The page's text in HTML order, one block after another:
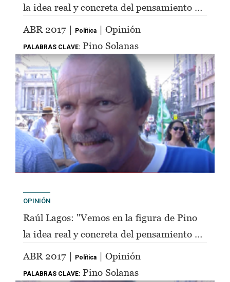
la idea real y concreta del pensamiento de
ABR 2017 | Política | Opinión
PALABRAS CLAVE: Pino Solanas
OPINIÓN
Raúl Lagos: "Vemos en la figura de Pino
la idea real y concreta del pensamiento de
Perón"
ABR 2017 | Política | Opinión
PALABRAS CLAVE: Pino Solanas